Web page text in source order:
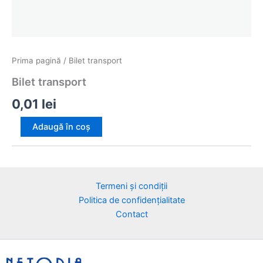
Prima pagină / Bilet transport
Bilet transport
0,01 lei
Cantitate
transport
Adaugă în coș
Termeni și condiții
Politica de confidențialitate
Contact